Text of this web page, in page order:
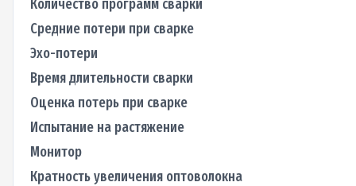
Количество программ сварки
Средние потери при сварке
Эхо-потери
Время длительности сварки
Оценка потерь при сварке
Испытание на растяжение
Монитор
Кратность увеличения оптоволокна